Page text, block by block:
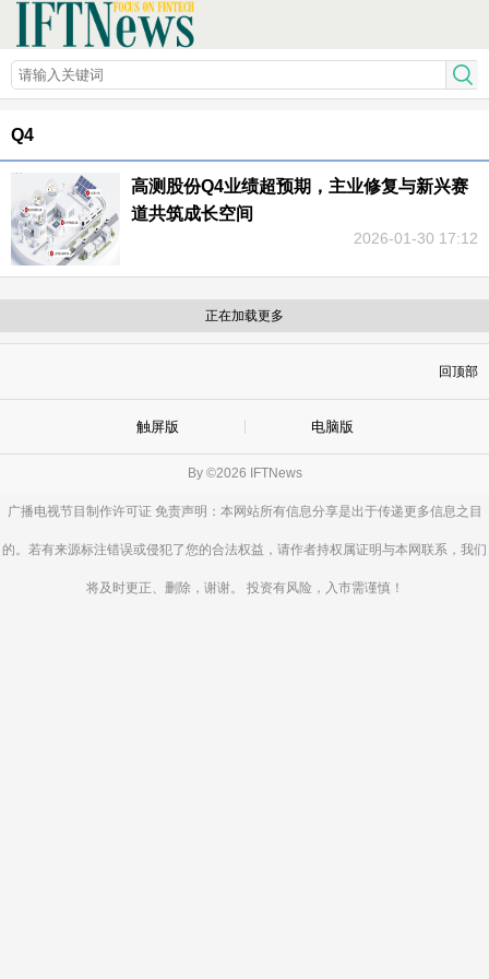
Q4
高测股份Q4业绩超预期，主业修复与新兴赛
道共筑成长空间
2026-01-30 17:12
正在加载更多
回顶部
触屏版 电脑版
By ©2026 IFTNews
广播电视节目制作许可证 免责声明：本网站所有信息分享是出于传递更多信息之目
的。若有来源标注错误或侵犯了您的合法权益，请作者持权属证明与本网联系，我们
将及时更正、删除，谢谢。 投资有风险，入市需谨慎！